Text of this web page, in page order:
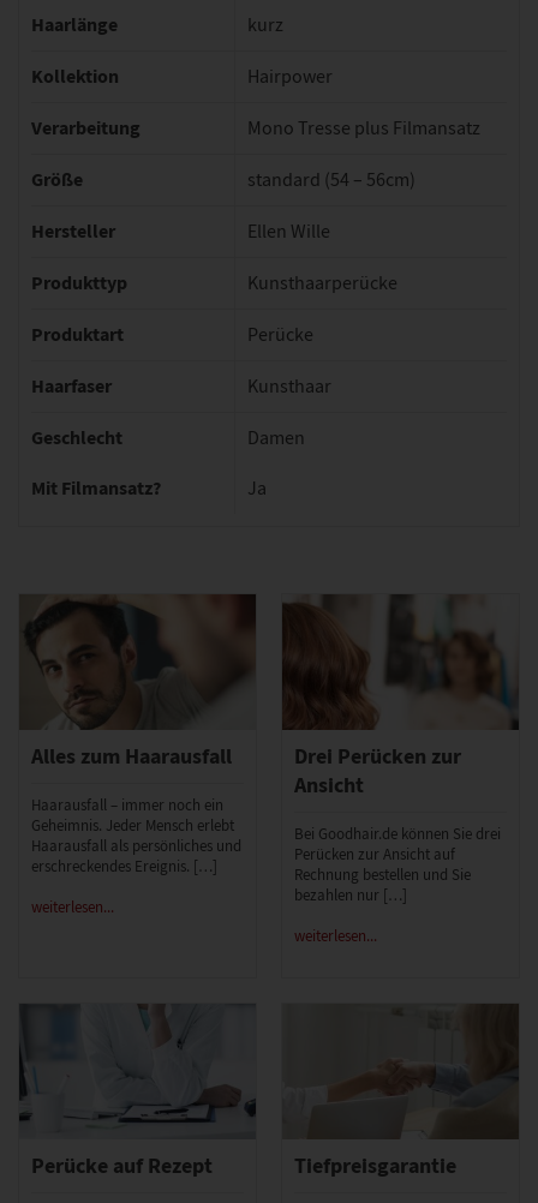
Haarlänge kurz
Kollektion Hairpower
Verarbeitung Mono Tresse plus Filmansatz
Größe standard (54 – 56cm)
Hersteller Ellen Wille
Produkttyp Kunsthaarperücke
Produktart Perücke
Haarfaser Kunsthaar
Geschlecht Damen
Mit Filmansatz? Ja
Alles zum Haarausfall
Haarausfall – immer noch ein
Geheimnis. Jeder Mensch erlebt
Haarausfall als persönliches und
erschreckendes Ereignis. […]
weiterlesen...
Drei Perücken zur
Ansicht
Bei Goodhair.de können Sie drei
Perücken zur Ansicht auf
Rechnung bestellen und Sie
bezahlen nur […]
weiterlesen...
Perücke auf Rezept Tiefpreisgarantie